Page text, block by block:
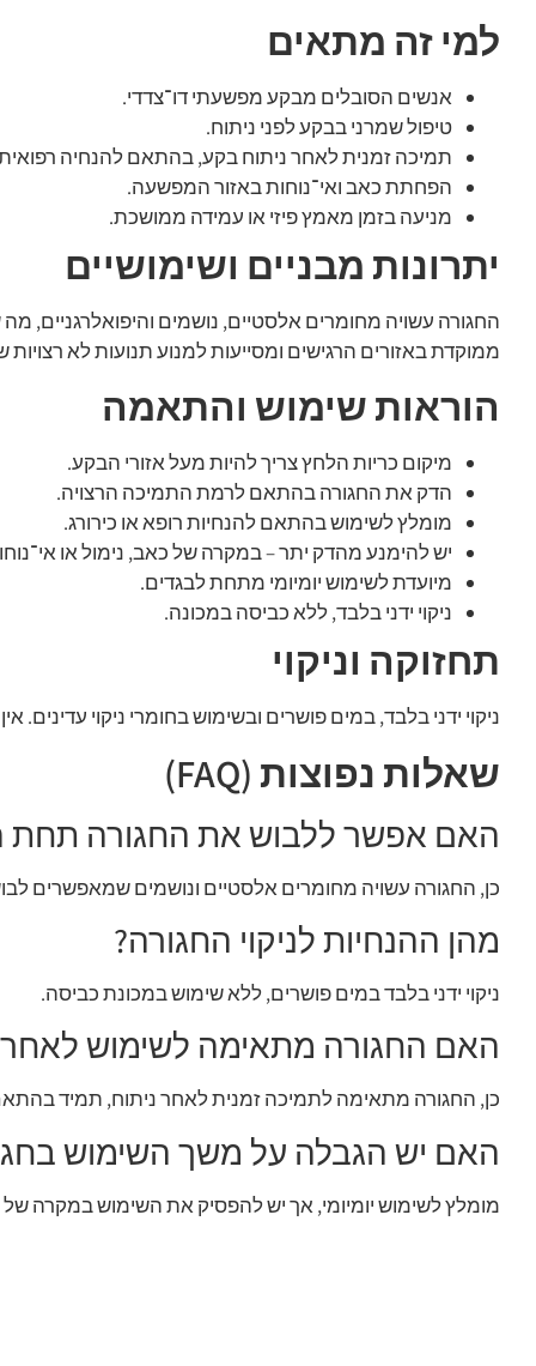
למי זה מתאים
אנשים הסובלים מבקע מפשעתי דו־צדדי.
טיפול שמרני בבקע לפני ניתוח.
תמיכה זמנית לאחר ניתוח בקע, בהתאם להנחיה
הפחתת כאב ואי־נוחות באזור המפשעה.
מניעה בזמן מאמץ פיזי או עמידה ממושכת.
יתרונות מבניים ושימושיים
החגורה עשויה מחומרים אלסטיים, נושמים
ממוקדת באזורים הרגישים ומסייעות למנוע תנועות לא
הוראות שימוש והתאמה
מיקום כריות הלחץ צריך להיות מעל אזורי הבקע.
הדק את החגורה בהתאם לרמת התמיכה הרצויה.
מומלץ לשימוש בהתאם להנחיות רופא או כירורג.
יש להימנע מהדק יתר – במקרה של כאב, נימול או
מיועדת לשימוש יומיומי מתחת לבגדים.
ניקוי ידני בלבד, ללא כביסה במכונה.
תחזוקה וניקוי
ניקוי ידני בלבד, במים פושרים ובשימוש בחומרי ניקוי
שאלות נפוצות (FAQ)
האם אפשר ללבוש את החגורה תחת
כן, החגורה עשויה מחומרים אלסטיים ונושמים שמאפשרים
מהן ההנחיות לניקוי החגורה?
ניקוי ידני בלבד במים פושרים, ללא שימוש במכונת כביסה.
האם החגורה מתאימה לשימוש לאחר
כן, החגורה מתאימה לתמיכה זמנית לאחר ניתוח, תמיד
האם יש הגבלה על משך השימוש
מומלץ לשימוש יומיומי, אך יש להפסיק את השימוש במקרה של